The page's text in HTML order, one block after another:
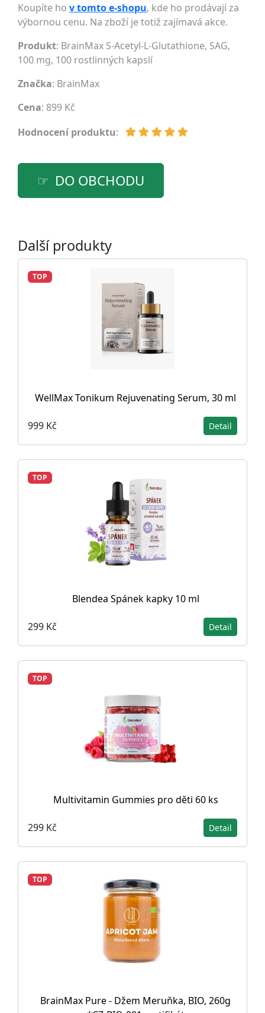
Koupíte ho v tomto e-shopu, kde ho prodávají za
výbornou cenu. Na zboží je totiž zajímavá akce.
Produkt: BrainMax S-Acetyl-L-Glutathione, SAG,
100 mg, 100 rostlinných kapslí
Značka: BrainMax
Cena: 899 Kč
Hodnocení produktu:
DO OBCHODU
Další produkty
TOP
WellMax Tonikum Rejuvenating Serum, 30 ml
999 Kč Detail
TOP
Blendea Spánek kapky 10 ml
299 Kč Detail
TOP
Multivitamin Gummies pro děti 60 ks
299 Kč Detail
TOP
BrainMax Pure - Džem Meruňka, BIO, 260g